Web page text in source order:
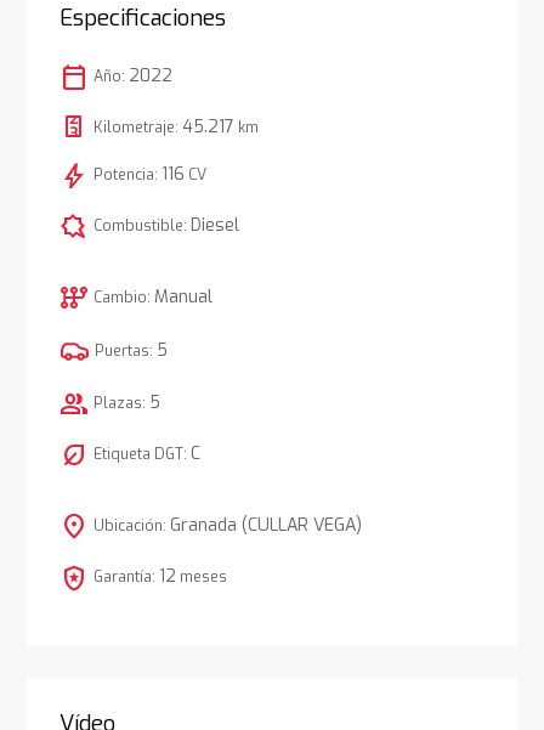
Especificaciones
calendar_today Año: 2022
Kilometraje: 45.217 km
bolt Potencia: 116 CV
comic_bubble Combustible: Diesel
auto_transmission Cambio: Manual
Puertas: 5
group Plazas: 5
nest_eco_leaf Etiqueta DGT: C
location_on Ubicación: Granada (CULLAR VEGA)
local_police Garantía: 12 meses
Vídeo